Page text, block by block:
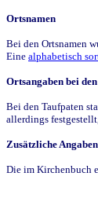
Ortsnamen
Bei den Ortsnamen
Eine alphabetisch
Ortsangaben bei
Bei den Taufpaten
allerdings
Zusätzliche
Die im Kirchenbuch